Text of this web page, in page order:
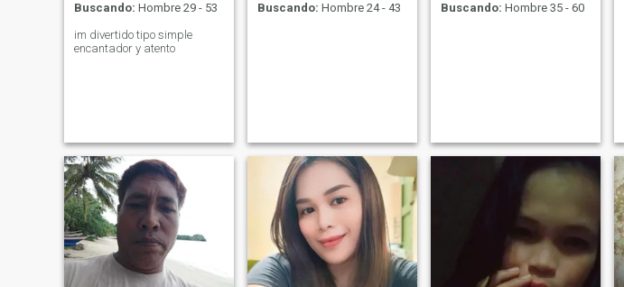
Buscando: Hombre 29 - 53
im divertido tipo simple
encantador y atento
Buscando: Hombre 24 - 43
Buscando: Hombre 35 - 60